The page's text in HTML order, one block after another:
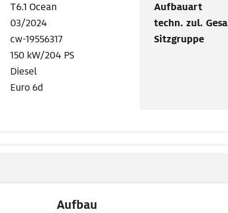
T6.1 Ocean
03/2024
cw-19556317
150 kW/204 PS
Diesel
Euro 6d
Aufbauart
techn. zul.
Sitzgruppe
Aufbau